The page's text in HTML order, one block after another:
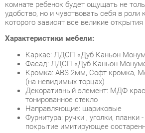
Каркас: ЛДСП «Дуб Каньон
Фасад: ЛДСП «Дуб Каньон
Кромка: ABS 2мм, Софт кромка,
(на невидимых торцах)
Декоративный элемент: МДФ краска
тонированное стекло
Направляющие: шариковые
Фурнитура: ручки , уголки, планки -
покрытие имитирующее
Основные преимущества модели:
Мебель в морском стиле
комнате невероятную атмосферу
которая поспособствует развитию